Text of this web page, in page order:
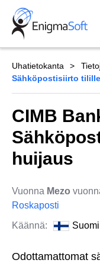
Skip
content
Uhatietokanta
Sähköpostisiirto
CIMB
huijaus
Vuonna Mezo
Roskaposti
Käännä:
Suomi
Odottamattomat